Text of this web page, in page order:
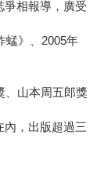
爭相報導，廣受
蜢》、2005年
、山本周五郎獎
內，出版超過三